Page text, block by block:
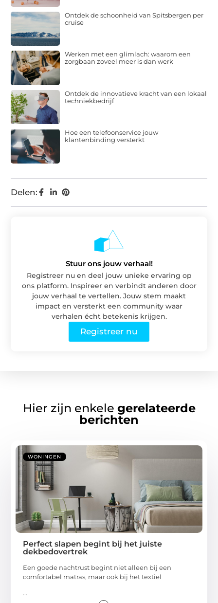
Delen:
Ontdek de schoonheid van Spitsbergen per
cruise
Werken met een glimlach: waarom een
zorgbaan zoveel meer is dan werk
Ontdek de innovatieve kracht van een lokaal
techniekbedrijf
Hoe een telefoonservice jouw
klantenbinding versterkt
Stuur ons jouw verhaal!
Registreer nu en deel jouw unieke ervaring op
ons platform. Inspireer en verbindt anderen door
jouw verhaal te vertellen. Jouw stem maakt
impact en versterkt een community waar
verhalen écht betekenis krijgen.
Registreer nu
Hier zijn enkele gerelateerde
berichten
WONINGEN
Perfect slapen begint bij het juiste
dekbedovertrek
Een goede nachtrust begint niet alleen bij een
comfortabel matras, maar ook bij het textiel
...